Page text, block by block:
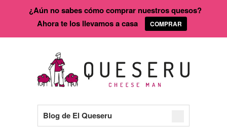
Blog de El Queseru
¿Aún no sabes cómo comprar nuestros quesos?
Ahora te los llevamos a casa
COMPRAR